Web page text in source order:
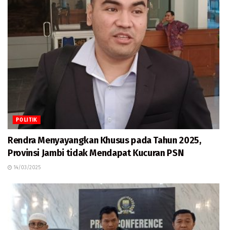
POLITIK
Rendra Menyayangkan Khusus pada Tahun 2025,
Provinsi Jambi tidak Mendapat Kucuran PSN
14/03/2025